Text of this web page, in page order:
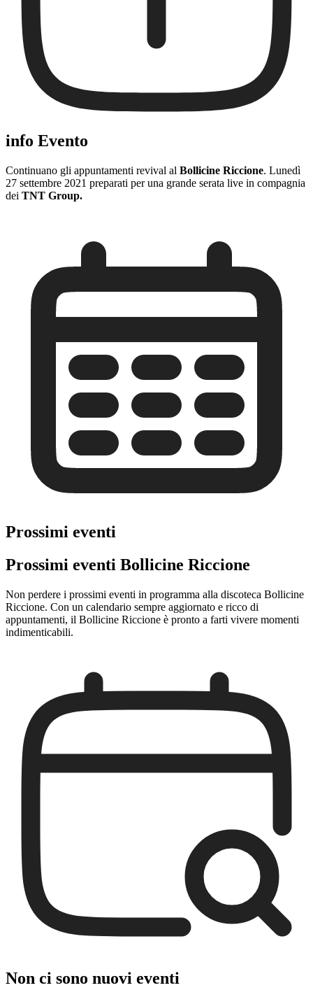
info Evento
Continuano gli appuntamenti revival al Bollicine Riccione. Lunedì
27 settembre 2021 preparati per una grande serata live in compagnia
dei TNT Group.
Prossimi eventi
Prossimi eventi Bollicine Riccione
Non perdere i prossimi eventi in programma alla discoteca Bollicine
Riccione. Con un calendario sempre aggiornato e ricco di
appuntamenti, il Bollicine Riccione è pronto a farti vivere momenti
indimenticabili.
Non ci sono nuovi eventi